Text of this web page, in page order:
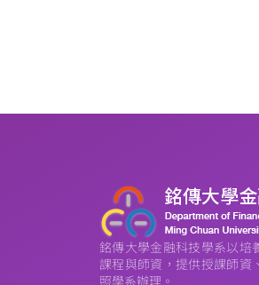
銘傳大學金融科技學系以培
課程與師資，提供授課師資
照學系辦理。